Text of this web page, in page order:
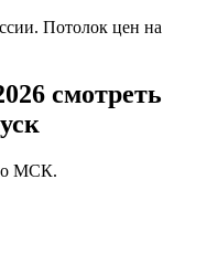
Потолок цен на
смотреть
МСК.